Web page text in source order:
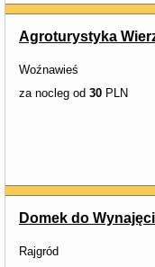
Agroturystyka
Woźnawieś
za nocleg od 30 PLN
Domek do
Rajgród